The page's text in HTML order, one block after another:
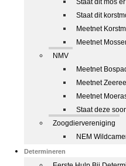
Staat dit mos
Staat dit
Meetnet
Meetnet
NMV
Meetnet
Meetnet
Meetnet
Staat deze
Zoogdiervereniging
NEM
Determineren